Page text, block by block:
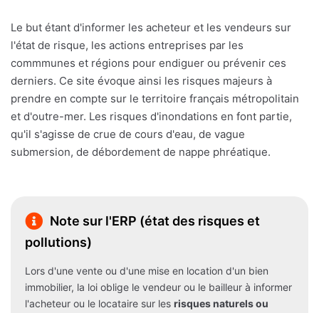
Le but étant d'informer les acheteur et les vendeurs sur
l'état de risque, les actions entreprises par les
commmunes et régions pour endiguer ou prévenir ces
derniers. Ce site évoque ainsi les risques majeurs à
prendre en compte sur le territoire français métropolitain
et d'outre-mer. Les risques d'inondations en font partie,
qu'il s'agisse de crue de cours d'eau, de vague
submersion, de débordement de nappe phréatique.
Note sur l'ERP (état des risques et
pollutions)
Lors d'une vente ou d'une mise en location d'un bien
immobilier, la loi oblige le vendeur ou le bailleur à informer
l'acheteur ou le locataire sur les risques naturels ou